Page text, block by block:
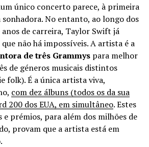
único concerto parece, à primeira
No entanto, ao longo dos
anos de carreira, Taylor Swift já
não há impossíveis. A artista é a
de três Grammys para melhor
de géneros musicais distintos
folk). É a única artista viva,
com dez álbuns (todos os da sua
200 dos EUA, em simultâneo. Estes
e prémios, para além dos milhões de
provam que a artista está em